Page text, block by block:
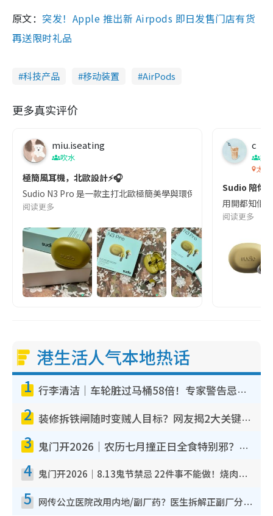
原文：突发！Apple 推出新 Airpods 即日发售门店有货
再送限时礼品
科技产品 移动装置 AirPods
更多真实评价
miu.iseating
吹水
極簡風耳機，北歐設計⚡️🎧
Sudio N3 Pro 是一款主打北歐極簡美學與環保材質的真無線藍牙耳
阅读更多
c
娛
太平
Sudio 陪你
用開都知佢
阅读更多
港生活人气本地热话
1 行李清洁｜车轮脏过马桶58倍！专家警告忌用酒精擦 教1招免脏手除菌
2 装修拆铁闸随时变贼人目标？网友揭2大关键用途：装新款等于白装？附新旧铁闸分别
3 鬼门开2026｜农历七月撞正日全食特别邪？专家警告切忌做一事！揭4大禁忌+2招保平安
4 鬼门开2026｜8.13鬼节禁忌 22件事不能做！烧肉、刺身要少食？半夜勿吹口哨/打给个电话
5 网传公立医院改用内地/副厂药？医生拆解正副厂分别，揭4类人换药随时出事